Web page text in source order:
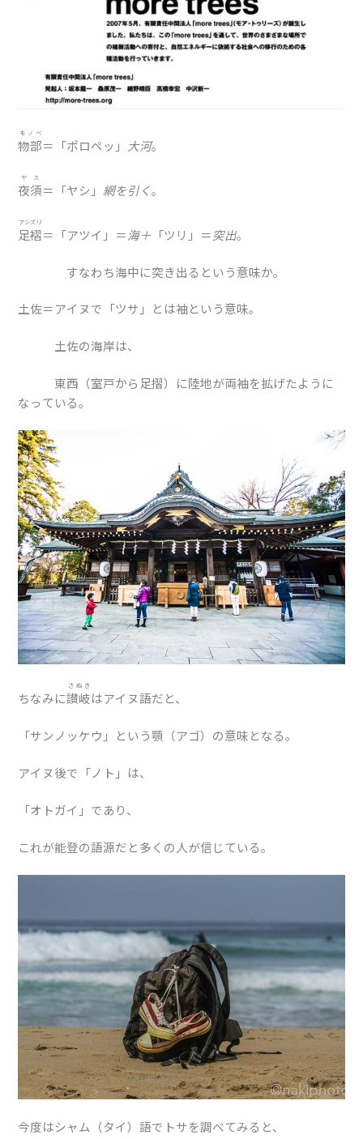
物部
モノベ
＝「ポロペッ」 大河。
夜須
ヤス
＝「ヤシ」 網を引く。
足褶
アシズリ
＝「アツイ」＝海＋ 「ツリ」＝突出。
すなわち海中に突き出るという意味か。
土佐＝アイヌで「ツサ」とは袖という意味。
土佐の海岸は、
東西（室戸から足摺）に陸地が両袖を拡げたように
なっている。
ちなみに讃岐
さぬき
はアイヌ語だと、
「サンノッケウ」という顎（アゴ）の意味となる。
アイヌ後で「ノト」は、
「オトガイ」 であり、
これが能登の語源だと多くの人が信じている。
今度はシャム（タイ）語でトサを調べてみると、